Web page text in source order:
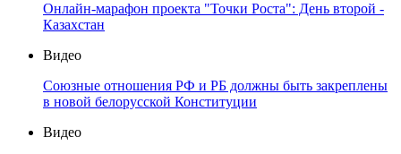
Онлайн-марафон проекта "Точки Роста": День второй -
Казахстан
Видео
Союзные отношения РФ и РБ должны быть закреплены
в новой белорусской Конституции
Видео